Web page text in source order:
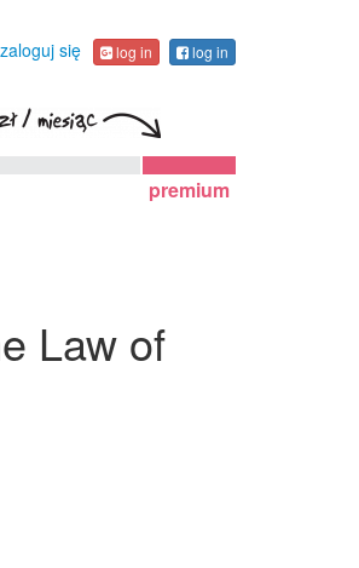
zaloguj się log in log in
premium
Law of